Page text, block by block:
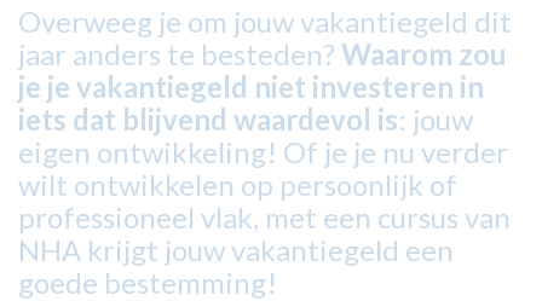
Overweeg je om jouw vakantiegeld dit
jaar anders te besteden? Waarom zou
je je vakantiegeld niet investeren in
iets dat blijvend waardevol is: jouw
eigen ontwikkeling! Of je je nu verder
wilt ontwikkelen op persoonlijk of
professioneel vlak, met een cursus van
NHA krijgt jouw vakantiegeld een
goede bestemming!